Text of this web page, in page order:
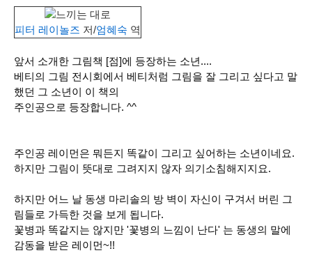
느끼는 대로
피터 레이놀즈 저/엄혜숙 역
앞서 소개한 그림책 [점]에 등장하는 소년....
베티의 그림 전시회에서 베티처럼 그림을 잘 그리고 싶다고 말
했던 그 소년이 이 책의
주인공으로 등장합니다. ^^
주인공 레이먼은 뭐든지 똑같이 그리고 싶어하는 소년이네요.
하지만 그림이 뜻대로 그려지지 않자 의기소침해지지요.
하지만 어느 날 동생 마리솔의 방 벽이 자신이 구겨서 버린 그
림들로 가득한 것을 보게 됩니다.
꽃병과 똑같지는 않지만 '꽃병의 느낌이 난다' 는 동생의 말에
감동을 받은 레이먼~!!